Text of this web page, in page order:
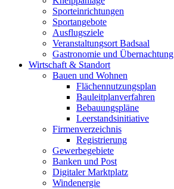
Sporteinrichtungen
Sportangebote
Ausflugsziele
Veranstaltungsort Badsaal
Gastronomie und Übernachtung
Wirtschaft & Standort
Bauen und Wohnen
Flächennutzungsplan
Bauleitplanverfahren
Bebauungspläne
Leerstandsinitiative
Firmenverzeichnis
Registrierung
Gewerbegebiete
Banken und Post
Digitaler Marktplatz
Windenergie